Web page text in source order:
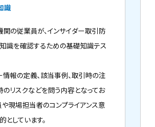
識
関の従業員が、インサイダー取引防
識を確認するための基礎知識テス
情報の定義、該当事例、取引時の注
のリスクなどを問う内容となってお
や現場担当者のコンプライアンス意
しています。